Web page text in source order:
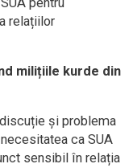
relațiilor
milițiile kurde din
și problema
ca SUA
sensibil în relația